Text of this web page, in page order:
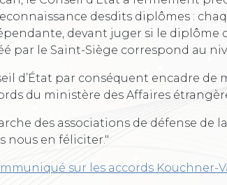
desdits diplômes :
devant juger si le diplôme
par le Saint-Siège correspond au
d’État par conséquent encadre
du ministère des Affaires
des associations de défense de
nous en féliciter."
sur les accords Kouchner-